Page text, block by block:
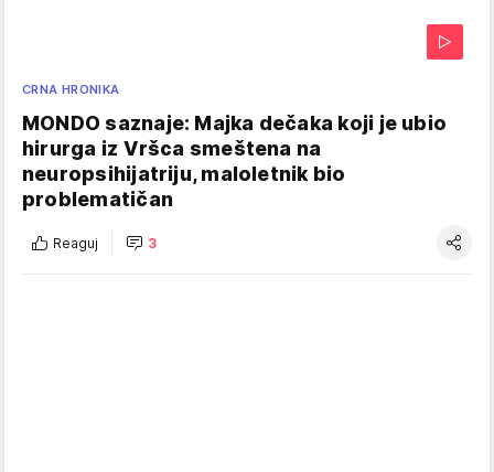
CRNA HRONIKA
MONDO saznaje: Majka dečaka koji je ubio
hirurga iz Vršca smeštena na
neuropsihijatriju, maloletnik bio
problematičan
Reaguj 3